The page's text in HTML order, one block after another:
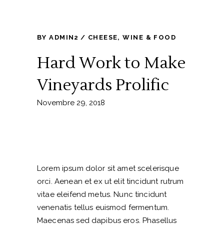
BYADMIN2 CHEESE,WINE & FOOD
Hard Work to Make
Vineyards Prolific
Novembre 29, 2018
Lorem ipsum dolor sit amet scelerisque
orci. Aenean et ex ut elit tincidunt rutrum
vitae eleifend metus. Nunc tincidunt
venenatis tellus euismod fermentum.
Maecenas sed dapibus eros. Phasellus